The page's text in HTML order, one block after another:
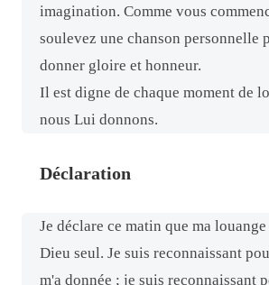
imagination. Comme vous
soulevez une chanson personnelle
donner gloire et honneur.
Il est digne de chaque moment de
nous Lui donnons.
Déclaration
Je déclare ce matin que ma
Dieu seul. Je suis reconnaissant
m'a donnée ; je suis reconnaissant